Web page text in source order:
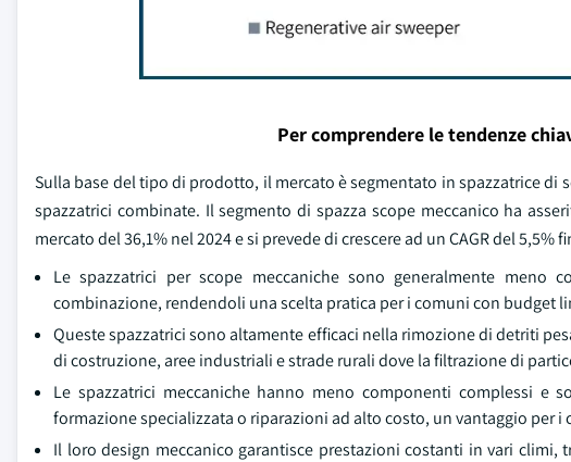
Per comprendere le tendenze
Sulla base del tipo di prodotto, il mercato è segmentato in spazzatrice di
spazzatrici combinate. Il segmento di spazza scope meccanico ha
mercato del 36,1% nel 2024 e si prevede di crescere ad un CAGR del 5,5%
Le spazzatrici per scope meccaniche sono generalmente
combinazione, rendendoli una scelta pratica per i comuni con
Queste spazzatrici sono altamente efficaci nella rimozione di detriti
di costruzione, aree industriali e strade rurali dove la filtrazione di
Le spazzatrici meccaniche hanno meno componenti complessi
formazione specializzata o riparazioni ad alto costo, un vantaggio per
Il loro design meccanico garantisce prestazioni costanti in vari